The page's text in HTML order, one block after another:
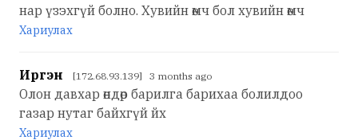
нар үзэхгүй болно. Хувийн өмч бол хувийн өмч
Хариулах
Иргэн [172.68.93.139] 3 months ago
Олон давхар өндөр барилга барихаа болилдоо
газар нутаг байхгүй йх
Хариулах